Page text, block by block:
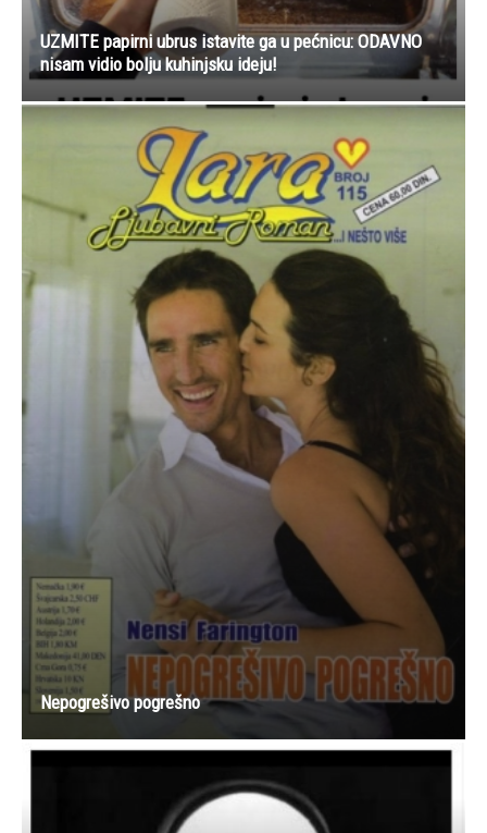
UZMITE papirni ubrus istavite ga u pećnicu: ODAVNO
nisam vidio bolju kuhinjsku ideju!
Nepogrešivo pogrešno